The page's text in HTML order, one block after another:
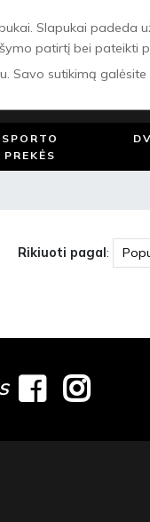
SPORTO
PREKĖS
Rikiuoti pagal:
Slapukai padeda
patirtį bei pateikti
Savo sutikimą